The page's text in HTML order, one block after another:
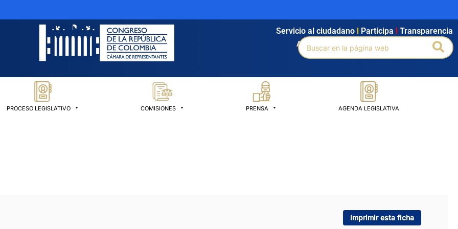
Agendamiento Intranet Búsqueda avanzada
Servicio al ciudadano Participa Transparencia
Buscar
por:
PROCESO LEGISLATIVO COMISIONES PRENSA AGENDA LEGISLATIVA
Imprimir esta ficha